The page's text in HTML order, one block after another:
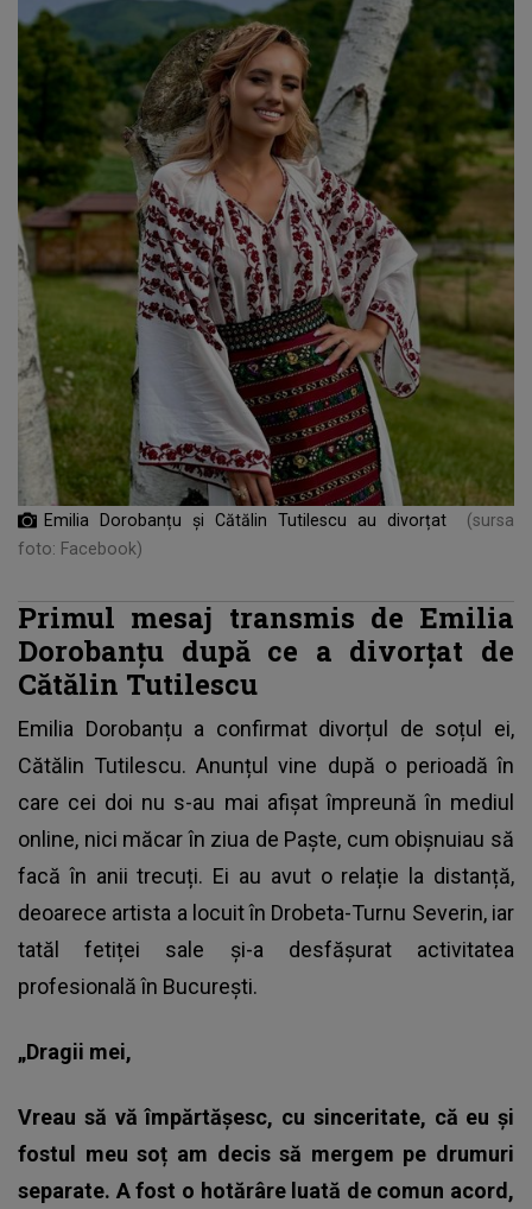
Emilia Dorobanțu și Cătălin Tutilescu au divorțat
(sursa
foto: Facebook)
Primul mesaj transmis de Emilia
Dorobanțu după ce a divorțat de
Cătălin Tutilescu
Emilia Dorobanțu a confirmat divorțul de soțul ei,
Cătălin Tutilescu. Anunțul vine după o perioadă în
care cei doi nu s-au mai afișat împreună în mediul
online, nici măcar în ziua de Paște, cum obișnuiau să
facă în anii trecuți. Ei au avut o relație la distanță,
deoarece artista a locuit în Drobeta-Turnu Severin, iar
tatăl fetiței sale și-a desfășurat activitatea
profesională în București.
„Dragii mei,
Vreau să vă împărtășesc, cu sinceritate, că eu și
fostul meu soț am decis să mergem pe drumuri
separate. A fost o hotărâre luată de comun acord,